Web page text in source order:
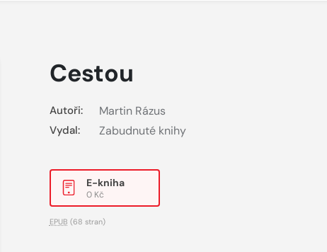
Cestou
Autoři: Martin Rázus
Vydal: Zabudnuté knihy
E-kniha
0 Kč
EPUB (68 stran)